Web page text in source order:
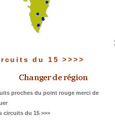
du 15 >>>>
proches du point rouge merci de
circuits du 15 >>>